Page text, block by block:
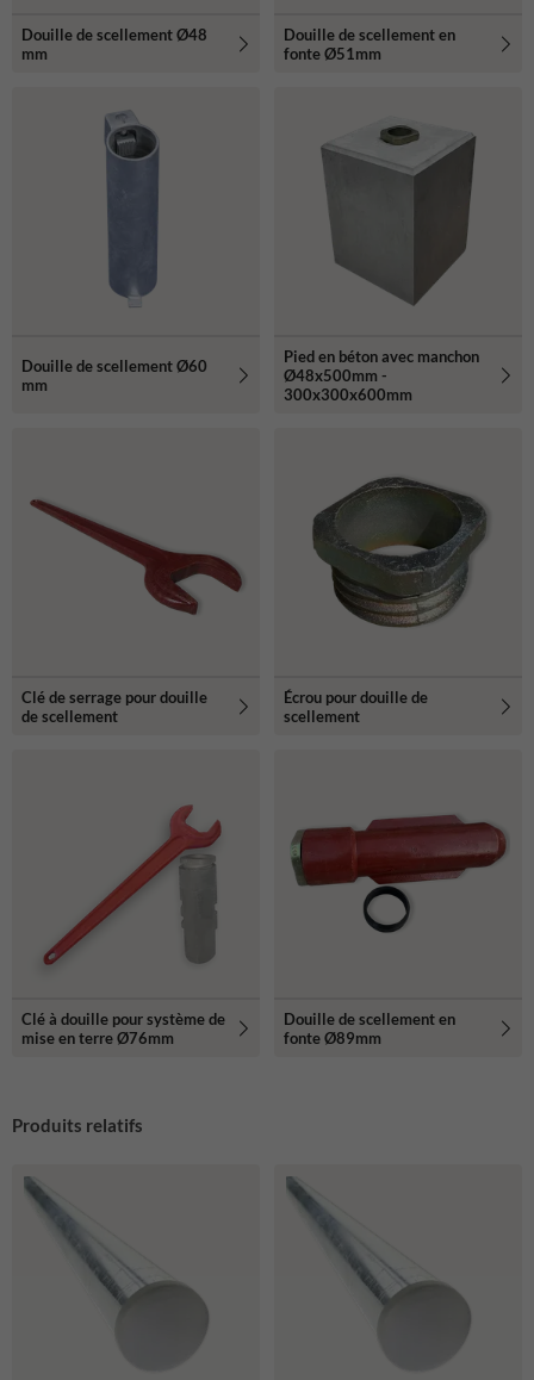
Douille de scellement Ø48
mm
Douille de scellement en
fonte Ø51mm
Douille de scellement Ø60
mm
Pied en béton avec manchon
Ø48x500mm -
300x300x600mm
Clé de serrage pour douille
de scellement
Écrou pour douille de
scellement
Clé à douille pour système de
mise en terre Ø76mm
Douille de scellement en
fonte Ø89mm
Produits relatifs